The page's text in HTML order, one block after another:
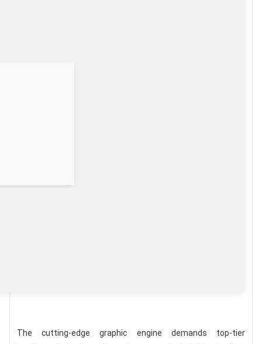
The cutting-edge graphic engine demands top-tier